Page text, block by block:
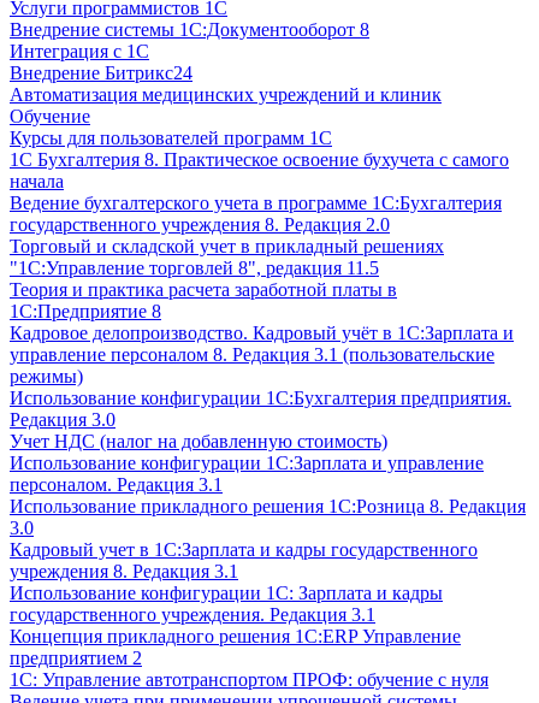
Услуги программистов 1С
Внедрение системы 1С:Документооборот 8
Интеграция с 1С
Внедрение Битрикс24
Автоматизация медицинских учреждений и клиник
Обучение
Курсы для пользователей программ 1С
1С Бухгалтерия 8. Практическое освоение бухучета с самого
начала
Ведение бухгалтерского учета в программе 1С:Бухгалтерия
государственного учреждения 8. Редакция 2.0
Торговый и складской учет в прикладный решениях
"1С:Управление торговлей 8", редакция 11.5
Теория и практика расчета заработной платы в
1С:Предприятие 8
Кадровое делопроизводство. Кадровый учёт в 1С:Зарплата и
управление персоналом 8. Редакция 3.1 (пользовательские
режимы)
Использование конфигурации 1С:Бухгалтерия предприятия.
Редакция 3.0
Учет НДС (налог на добавленную стоимость)
Использование конфигурации 1С:Зарплата и управление
персоналом. Редакция 3.1
Использование прикладного решения 1С:Розница 8. Редакция
3.0
Кадровый учет в 1С:Зарплата и кадры государственного
учреждения 8. Редакция 3.1
Использование конфигурации ‎1С: Зарплата и кадры
государственного учреждения. Редакция 3.1
Концепция прикладного решения 1С:ERP Управление
предприятием 2
1С: Управление автотранспортом ПРОФ: обучение с нуля